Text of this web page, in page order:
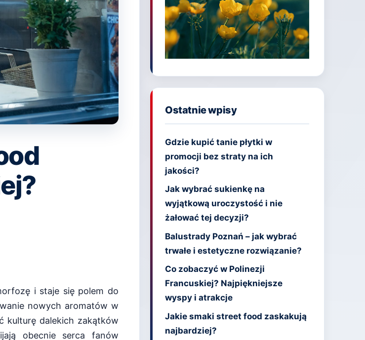
i staje się polem do
nowych aromatów w
kulturę dalekich zakątków
obecnie serca fanów
Ostatnie wpisy
Gdzie kupić tanie płytki w
promocji bez straty na ich
jakości?
Jak wybrać sukienkę na
wyjątkową uroczystość i nie
żałować tej decyzji?
Balustrady Poznań – jak wybrać
trwałe i estetyczne rozwiązanie?
Co zobaczyć w Polinezji
Francuskiej? Najpiękniejsze
wyspy i atrakcje
Jakie smaki street food zaskakują
najbardziej?